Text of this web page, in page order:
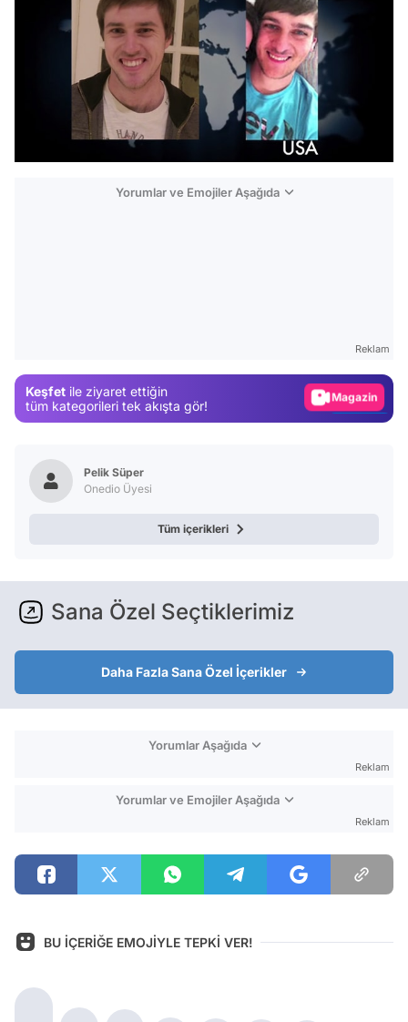
Yorumlar ve Emojiler Aşağıda
Reklam
Keşfet ile ziyaret ettiğin
tüm kategorileri tek akışta gör!
Video
Pelik Süper
Onedio Üyesi
Tüm içerikleri
Sana Özel Seçtiklerimiz
Daha Fazla Sana Özel İçerikler
Yorumlar Aşağıda
Reklam
Yorumlar ve Emojiler Aşağıda
Reklam
BU İÇERİĞE EMOJİYLE TEPKİ VER!